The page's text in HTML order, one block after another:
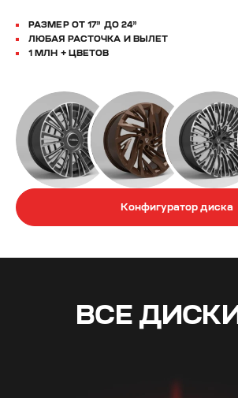
РАЗМЕР ОТ 17” ДО 24”
ЛЮБАЯ РАСТОЧКА И ВЫЛЕТ
1 МЛН + ЦВЕТОВ
Конфигуратор диска
ВСЕ ДИСКИ